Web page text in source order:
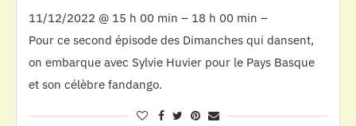
11/12/2022 @ 15 h 00 min – 18 h 00 min –
Pour ce second épisode des Dimanches qui dansent,
on embarque avec Sylvie Huvier pour le Pays Basque
et son célèbre fandango.